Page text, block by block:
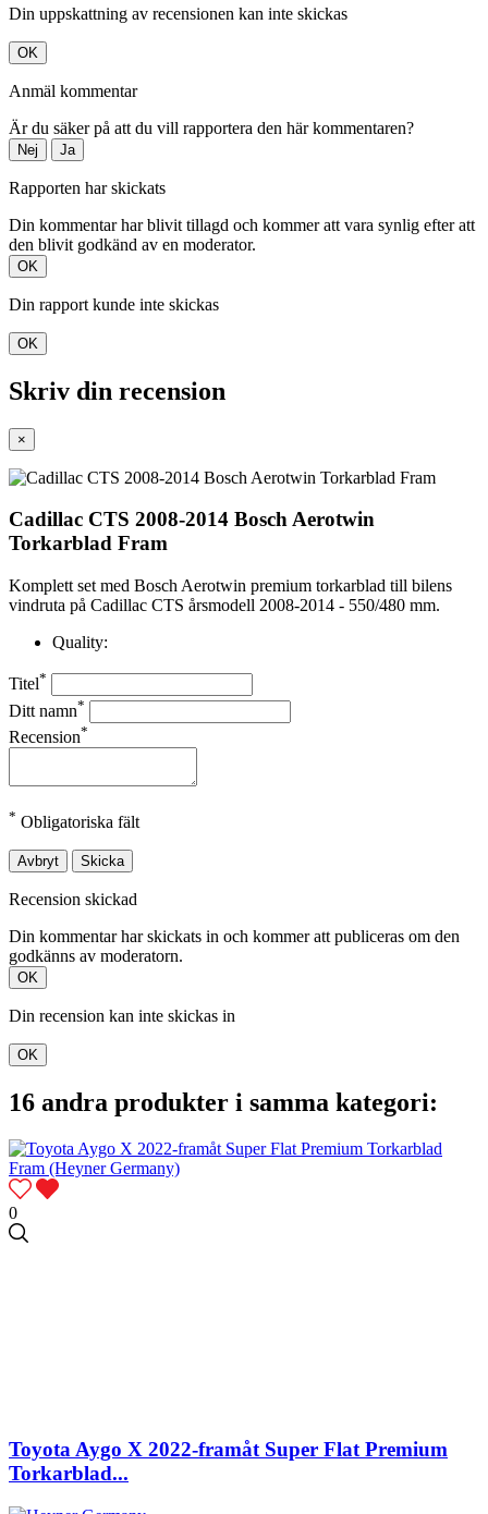
Din uppskattning av recensionen kan inte skickas
OK
Anmäl kommentar
Är du säker på att du vill rapportera den här kommentaren?
Nej Ja
Rapporten har skickats
Din kommentar har blivit tillagd och kommer att vara synlig efter att
den blivit godkänd av en moderator.
OK
Din rapport kunde inte skickas
OK
Skriv din recension
×
Cadillac CTS 2008-2014 Bosch Aerotwin
Torkarblad Fram
Komplett set med Bosch Aerotwin premium torkarblad till bilens
vindruta på Cadillac CTS årsmodell 2008-2014 - 550/480 mm.
Quality:
Titel*
Ditt namn*
Recension*
* Obligatoriska fält
Avbryt Skicka
Recension skickad
Din kommentar har skickats in och kommer att publiceras om den
godkänns av moderatorn.
OK
Din recension kan inte skickas in
OK
16 andra produkter i samma kategori:
0
Toyota Aygo X 2022-framåt Super Flat Premium
Torkarblad...